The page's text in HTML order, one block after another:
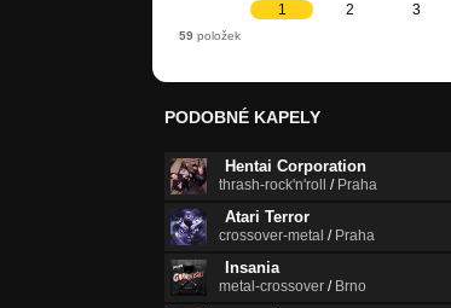
1 2 3
59 položek
PODOBNÉ KAPELY
Hentai Corporation
thrash-rock'n'roll / Praha
Atari Terror
crossover-metal / Praha
Insania
metal-crossover / Brno